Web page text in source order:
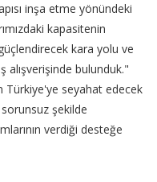
inşa etme yönündeki
kapasitenin
güçlendirecek kara yolu ve
bulunduk."
Türkiye'ye seyahat edecek
sorunsuz şekilde
verdiği desteğe